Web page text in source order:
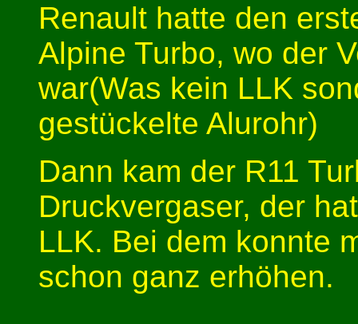
Renault hatte den
Alpine Turbo, wo der
war(Was kein LLK
gestückelte Alurohr)
Dann kam der R11
Druckvergaser, der
LLK. Bei dem konnte
schon ganz erhöhen.